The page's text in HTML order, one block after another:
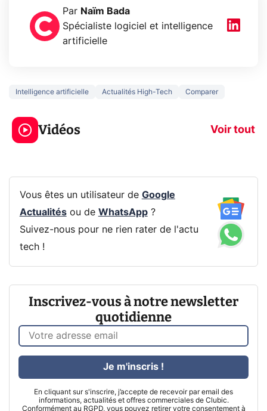
Par Naïm Bada
Spécialiste logiciel et intelligence
artificielle
Intelligence artificielle Actualités High-Tech Comparer
Vidéos Voir tout
3 écrans en 1 pour
319€ ? Voici L'AOC
CQ32G4ZA !
5
prochaine
Vous êtes un utilisateur de Google
Actualitésou de WhatsApp?
Suivez-nous pour ne rien rater de l'actu
tech !
Inscrivez-vous à notre newsletter
quotidienne
En cliquant sur s'inscrire, j’accepte de recevoir par email des
informations, actualités et offres commerciales de Clubic.
Conformément au RGPD, vous pouvez retirer votre consentement à
Je m'inscris !